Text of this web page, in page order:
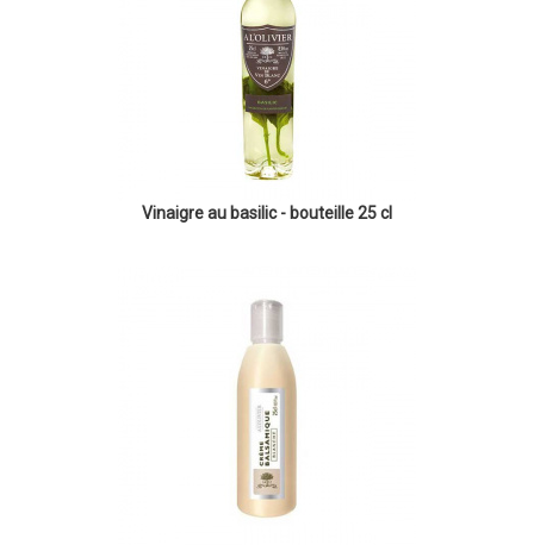
Vinaigre au basilic - bouteille 25 cl